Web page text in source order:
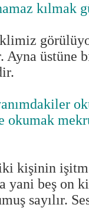
kılmak
üstüne
okumak
kişinin
yani beş on
sayılır.